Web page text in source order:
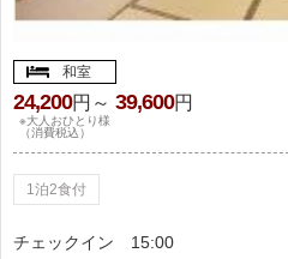
和室
24,200円～ 39,600円
※大人おひとり様
（消費税込）
1泊2食付
チェックイン
15:00